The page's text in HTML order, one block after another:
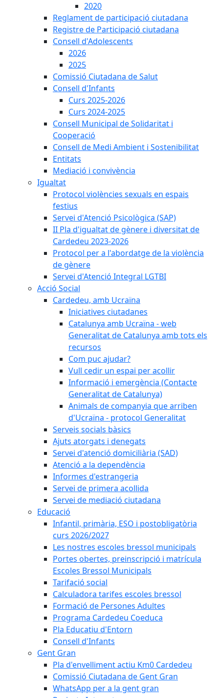
2020
Reglament de participació ciutadana
Registre de Participació ciutadana
Consell d'Adolescents
2026
2025
Comissió Ciutadana de Salut
Consell d'Infants
Curs 2025-2026
Curs 2024-2025
Consell Municipal de Solidaritat i
Cooperació
Consell de Medi Ambient i Sostenibilitat
Entitats
Mediació i convivència
Igualtat
Protocol violències sexuals en espais
festius
Servei d'Atenció Psicològica (SAP)
II Pla d'igualtat de gènere i diversitat de
Cardedeu 2023-2026
Protocol per a l'abordatge de la violència
de gènere
Servei d'Atenció Integral LGTBI
Acció Social
Cardedeu, amb Ucraïna
Iniciatives ciutadanes
Catalunya amb Ucraïna - web
Generalitat de Catalunya amb tots els
recursos
Com puc ajudar?
Vull cedir un espai per acollir
Informació i emergència (Contacte
Generalitat de Catalunya)
Animals de companyia que arriben
d'Ucraïna - protocol Generalitat
Serveis socials bàsics
Ajuts atorgats i denegats
Servei d'atenció domiciliària (SAD)
Atenció a la dependència
Informes d'estrangeria
Servei de primera acollida
Servei de mediació ciutadana
Educació
Infantil, primària, ESO i postobligatòria
curs 2026/2027
Les nostres escoles bressol municipals
Portes obertes, preinscripció i matrícula
Escoles Bressol Municipals
Tarifació social
Calculadora tarifes escoles bressol
Formació de Persones Adultes
Programa Cardedeu Coeduca
Pla Educatiu d'Entorn
Consell d'Infants
Gent Gran
Pla d'envelliment actiu Km0 Cardedeu
Comissió Ciutadana de Gent Gran
WhatsApp per a la gent gran